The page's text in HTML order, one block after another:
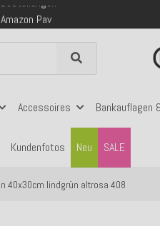
Pay
ab 99€ Bestellwert
Accessoires Bankauflagen
Kundenfotos SALE
Neu
40x30cm lindgrün altrosa 408